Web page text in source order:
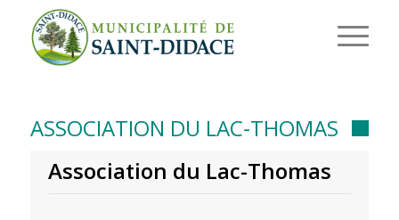
ASSOCIATION DU LAC-THOMAS
Association du Lac-Thomas